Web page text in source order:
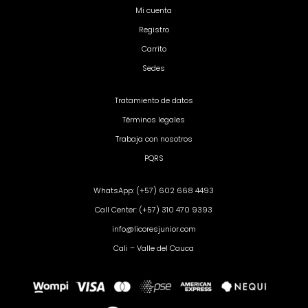
Mi cuenta
Registro
Carrito
Sedes
Tratamiento de datos
Términos legales
Trabaja con nosotros
PQRS
WhatsApp: (+57) 602 668 4493
Call Center: (+57) 310 470 9393
info@licoresjunior.com
Cali – Valle del Cauca